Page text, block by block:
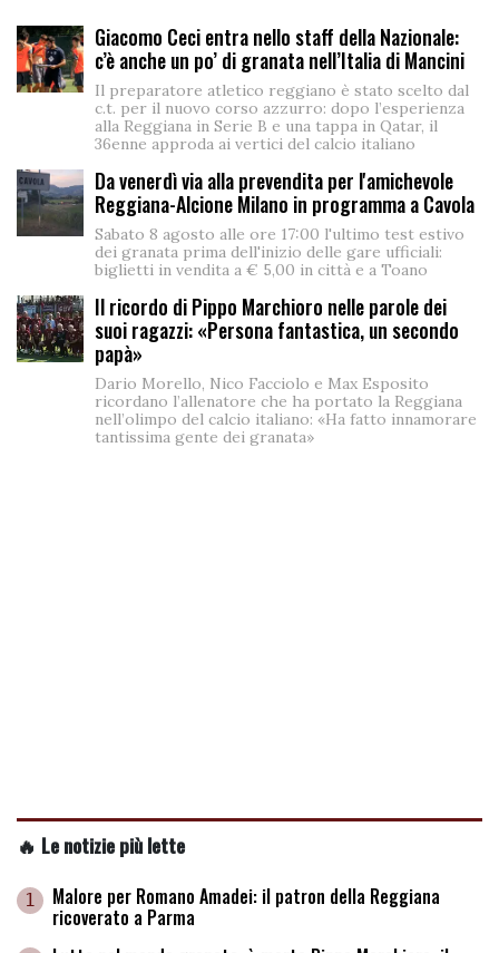
Giacomo Ceci entra nello staff della Nazionale:
c’è anche un po’ di granata nell’Italia di Mancini
Il preparatore atletico reggiano è stato scelto dal
c.t. per il nuovo corso azzurro: dopo l’esperienza
alla Reggiana in Serie B e una tappa in Qatar, il
36enne approda ai vertici del calcio italiano
Da venerdì via alla prevendita per l'amichevole
Reggiana-Alcione Milano in programma a Cavola
Sabato 8 agosto alle ore 17:00 l'ultimo test estivo
dei granata prima dell'inizio delle gare ufficiali:
biglietti in vendita a € 5,00 in città e a Toano
Il ricordo di Pippo Marchioro nelle parole dei
suoi ragazzi: «Persona fantastica, un secondo
papà»
Dario Morello, Nico Facciolo e Max Esposito
ricordano l’allenatore che ha portato la Reggiana
nell’olimpo del calcio italiano: «Ha fatto innamorare
tantissima gente dei granata»
🔥 Le notizie più lette
1 Malore per Romano Amadei: il patron della Reggiana
ricoverato a Parma